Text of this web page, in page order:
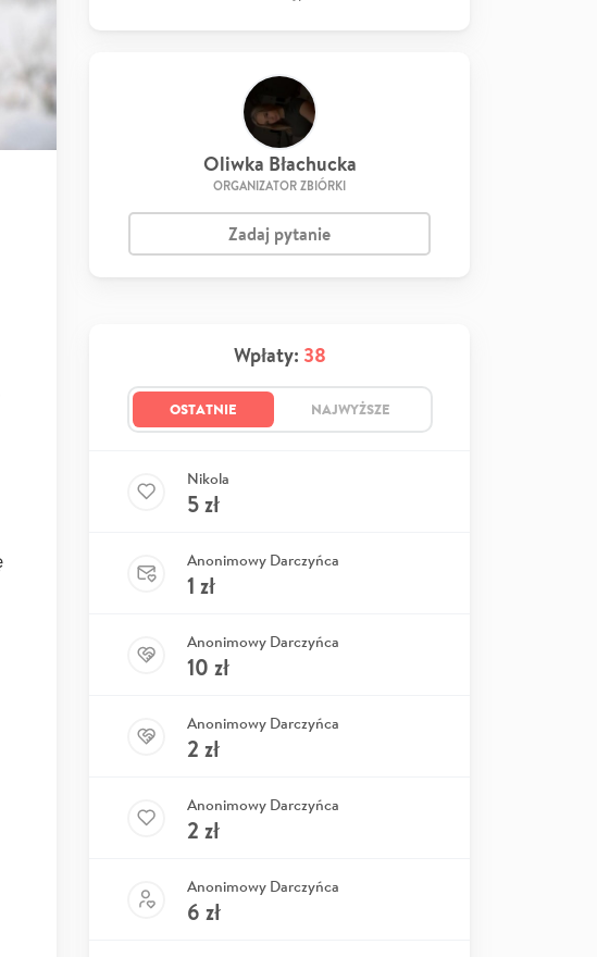
Oliwka Błachucka
ORGANIZATOR ZBIÓRKI
Zadaj pytanie
Wpłaty: 38
OSTATNIE NAJWYŻSZE
Nikola
5zł
Anonimowy Darczyńca
1 zł
Anonimowy Darczyńca
10 zł
Anonimowy Darczyńca
2 zł
Anonimowy Darczyńca
2 zł
Anonimowy Darczyńca
6 zł